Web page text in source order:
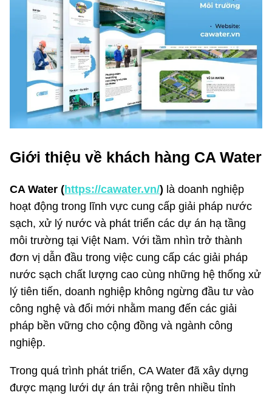
Giới thiệu về khách hàng CA Water
CA Water (https://cawater.vn/) là doanh nghiệp
hoạt động trong lĩnh vực cung cấp giải pháp nước
sạch, xử lý nước và phát triển các dự án hạ tầng
môi trường tại Việt Nam. Với tầm nhìn trở thành
đơn vị dẫn đầu trong việc cung cấp các giải pháp
nước sạch chất lượng cao cùng những hệ thống xử
lý tiên tiến, doanh nghiệp không ngừng đầu tư vào
công nghệ và đổi mới nhằm mang đến các giải
pháp bền vững cho cộng đồng và ngành công
nghiệp.
Trong quá trình phát triển, CA Water đã xây dựng
được mạng lưới dự án trải rộng trên nhiều tỉnh